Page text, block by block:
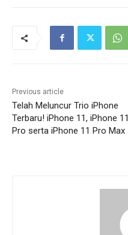
Previous article
Telah Meluncur Trio iPhone
Terbaru! iPhone 11, iPhone 11
Pro serta iPhone 11 Pro Max